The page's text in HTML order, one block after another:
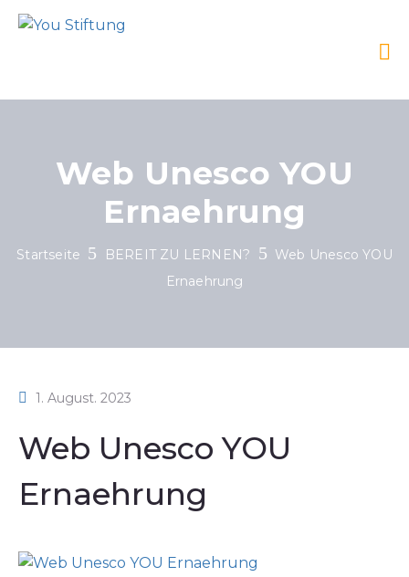
Web Unesco YOU
Ernaehrung
Startseite BEREIT ZU LERNEN?
Web Unesco YOU
Ernaehrung
1. August. 2023
Web Unesco YOU
Ernaehrung